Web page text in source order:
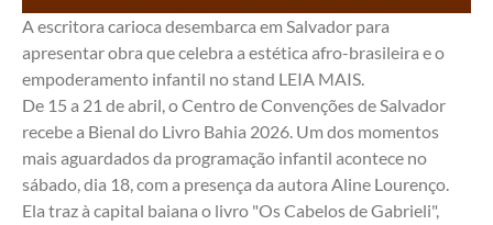
A escritora carioca desembarca em Salvador para
apresentar obra que celebra a estética afro-brasileira e o
empoderamento infantil no stand LEIA MAIS.
De 15 a 21 de abril, o Centro de Convenções de Salvador
recebe a Bienal do Livro Bahia 2026. Um dos momentos
mais aguardados da programação infantil acontece no
sábado, dia 18, com a presença da autora Aline Lourenço.
Ela traz à capital baiana o livro "Os Cabelos de Gabrieli",